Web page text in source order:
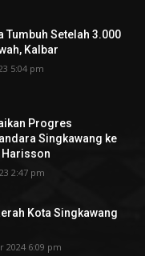
Tumbuh Setelah 3.000
Kalbar
5:04 pm
Progres
Singkawang ke
Harisson
2:47 pm
Kota Singkawang
2024 6:09 pm